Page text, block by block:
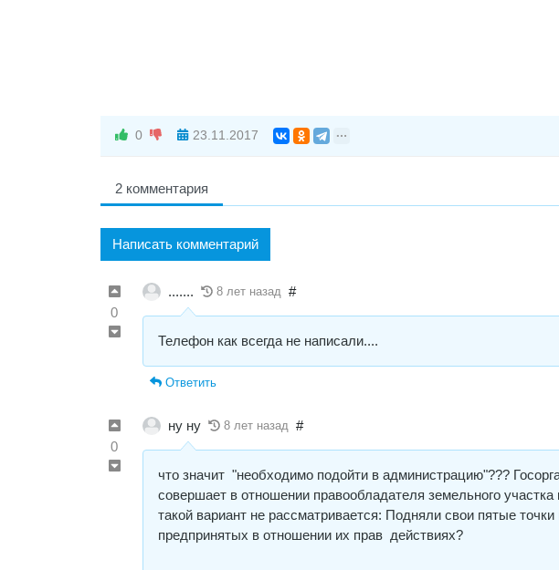
0 23.11.2017
2 комментария
Написать комментарий
0
....... 8 лет назад #
Телефон как всегда не написали....
Ответить
0
ну ну 8 лет назад #
что значит "необходимо подойти в администрацию"???
совершает в отношении правообладателя земельного участка
такой вариант не рассматривается: Подняли свои пятые
предпринятых в отношении их прав действиях?